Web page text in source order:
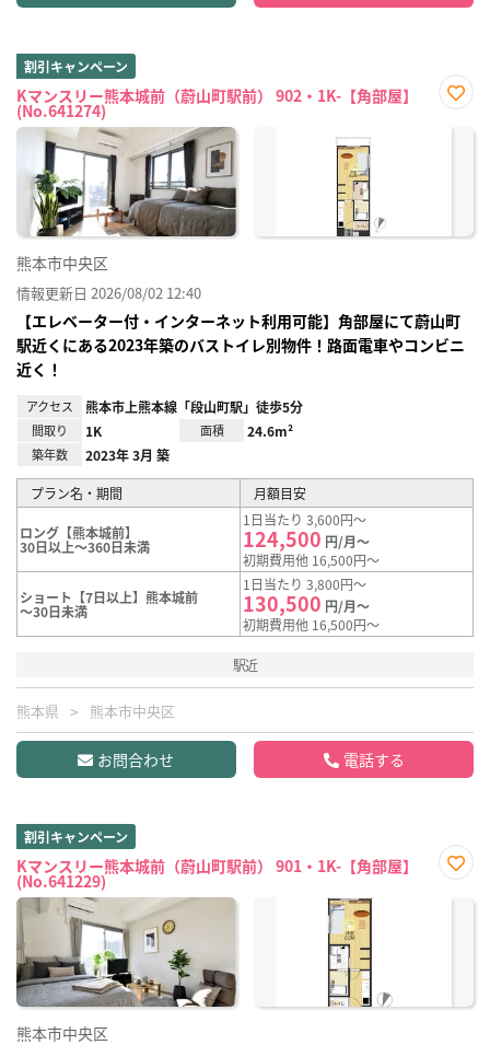
割引キャンペーン
Kマンスリー熊本城前（蔚山町駅前） 902・1K-【角部屋】
(No.641274)
に入
熊本市中央区
情報更新日 2026/08/02 12:40
【エレベーター付・インターネット利用可能】角部屋にて蔚山町
駅近くにある2023年築のバストイレ別物件！路面電車やコンビニ
近く！
アクセス 熊本市上熊本線「段山町駅」徒歩5分
間取り 1K 面積 24.6m²
築年数 2023年 3月 築
プラン名・期間 月額目安
ロング【熊本城前】
30日以上～360日未満
1日当たり 3,600円～
124,500 円/月～
初期費用他 16,500円～
ショート【7日以上】熊本城前
～30日未満
1日当たり 3,800円～
130,500 円/月～
初期費用他 16,500円～
駅近
熊本県 熊本市中央区
お問合わせ 電話する
割引キャンペーン
Kマンスリー熊本城前（蔚山町駅前） 901・1K-【角部屋】
(No.641229)
に入
熊本市中央区